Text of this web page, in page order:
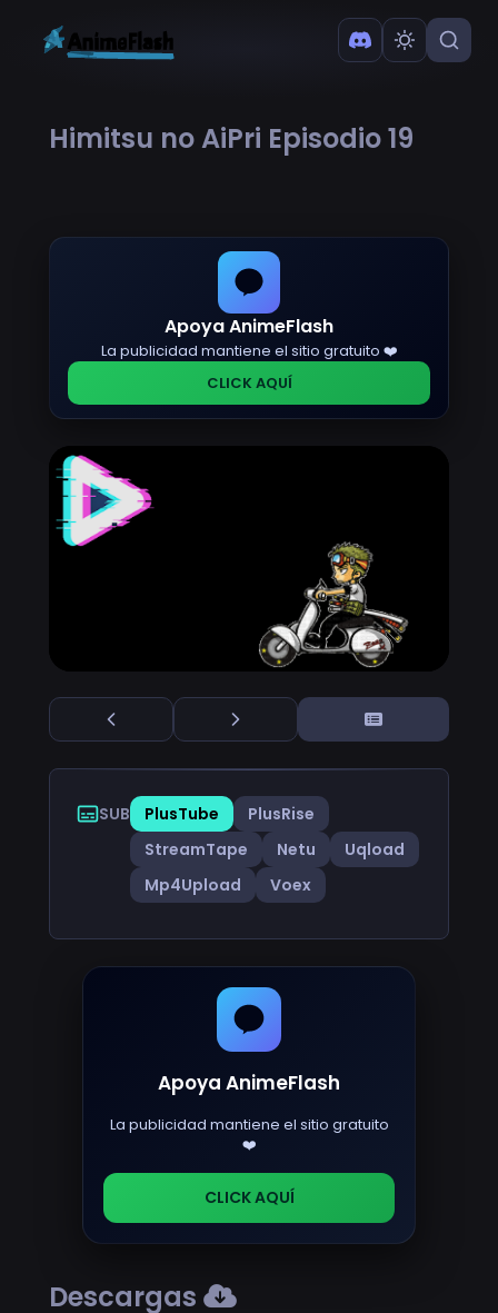
Himitsu no AiPri Episodio 19
Apoya AnimeFlash
La publicidad mantiene el sitio gratuito ❤️
CLICK AQUÍ
SUB PlusTube
PlusRise
StreamTape
Netu
Uqload
Mp4Upload
Voex
Apoya AnimeFlash
La publicidad mantiene el sitio gratuito
❤️
CLICK AQUÍ
Descargas